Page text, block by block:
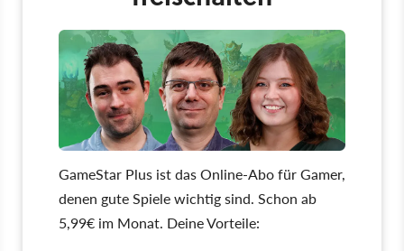
GameStar Plus ist das Online-Abo für Gamer,
denen gute Spiele wichtig sind. Schon ab
5,99€ im Monat. Deine Vorteile: